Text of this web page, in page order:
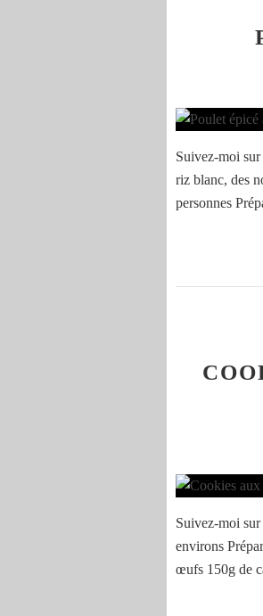
Suivez-moi
riz blanc, des
personnes
Suivez-moi
environs
œufs 150g de